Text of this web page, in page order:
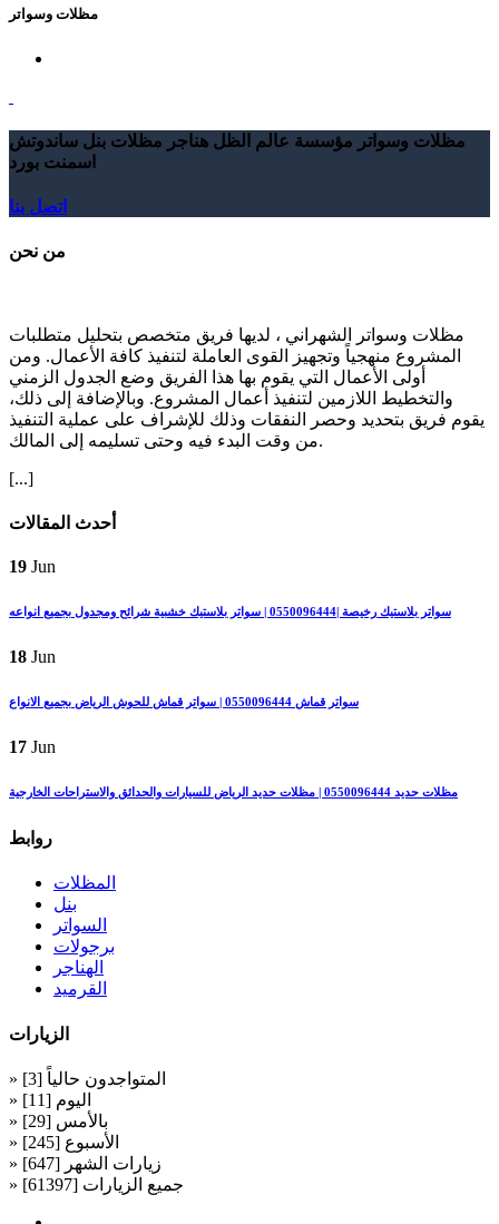
مظلات وسواتر
مظلات وسواتر مؤسسة عالم الظل هناجر مظلات بنل ساندوتش
اسمنت بورد
اتصل بنا
من نحن
مظلات وسواتر الشهراني ، لديها فريق متخصص بتحليل متطلبات
المشروع منهجياً وتجهيز القوى العاملة لتنفيذ كافة الأعمال. ومن
أولى الأعمال التي يقوم بها هذا الفريق وضع الجدول الزمني
والتخطيط اللازمين لتنفيذ أعمال المشروع. وبالإضافة إلى ذلك،
يقوم فريق بتحديد وحصر النفقات وذلك للإشراف على عملية التنفيذ
من وقت البدء فيه وحتى تسليمه إلى المالك.
[...]
أحدث المقالات
19 Jun
سواتر بلاستيك رخيصة |0550096444 | سواتر بلاستيك خشبية شرائح ومجدول بجميع انواعه
18 Jun
سواتر قماش 0550096444 | سواتر قماش للحوش الرياض بجميع الانواع
17 Jun
مظلات حديد 0550096444 | مظلات حديد الرياض للسيارات والحدائق والاستراحات الخارجية
روابط
المظلات
بنل
السواتر
برجولات
الهناجر
القرميد
الزيارات
» المتواجدون حالياً [3]
» اليوم [11]
» بالأمس [29]
» الأسبوع [245]
» زيارات الشهر [647]
» جميع الزيارات [61397]